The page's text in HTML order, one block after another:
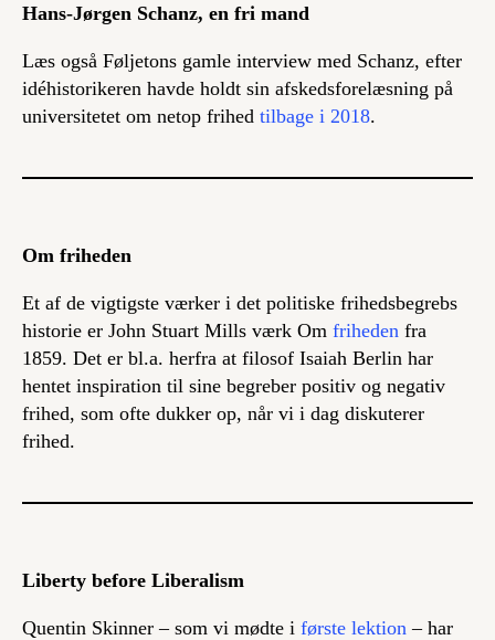
Hans-Jørgen Schanz, en fri mand
Læs også Føljetons gamle interview med Schanz, efter
idéhistorikeren havde holdt sin afskedsforelæsning på
universitetet om netop frihed tilbage i 2018.
Om friheden
Et af de vigtigste værker i det politiske frihedsbegrebs
historie er John Stuart Mills værk Om friheden fra
1859. Det er bl.a. herfra at filosof Isaiah Berlin har
hentet inspiration til sine begreber positiv og negativ
frihed, som ofte dukker op, når vi i dag diskuterer
frihed.
Liberty before Liberalism
Quentin Skinner – som vi mødte i første lektion – har